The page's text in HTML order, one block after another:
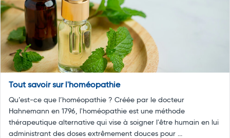
Tout savoir sur l'homéopathie
Qu’est-ce que l’homéopathie ? Créée par le docteur
Hahnemann en 1796, l'homéopathie est une méthode
thérapeutique alternative qui vise à soigner l'être humain en lui
administrant des doses extrêmement douces pour ...